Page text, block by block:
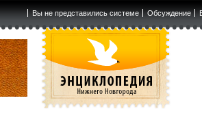
Вы не представились системе Обсуждение